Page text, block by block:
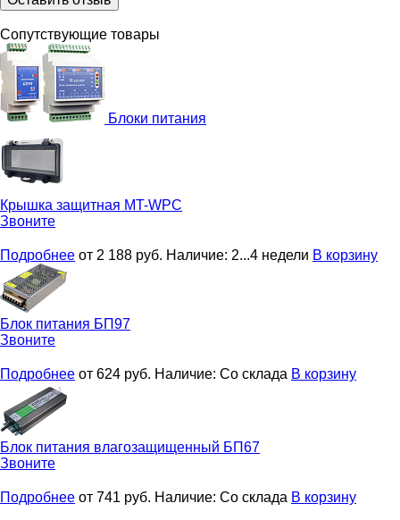
Сопутствующие товары
Блоки питания
Крышка защитная MT-WPC
Звоните
Подробнее от 2 188 руб. Наличие: 2...4 недели В корзину
Блок питания БП97
Звоните
Подробнее от 624 руб. Наличие: Со склада В корзину
Блок питания влагозащищенный БП67
Звоните
Подробнее от 741 руб. Наличие: Со склада В корзину